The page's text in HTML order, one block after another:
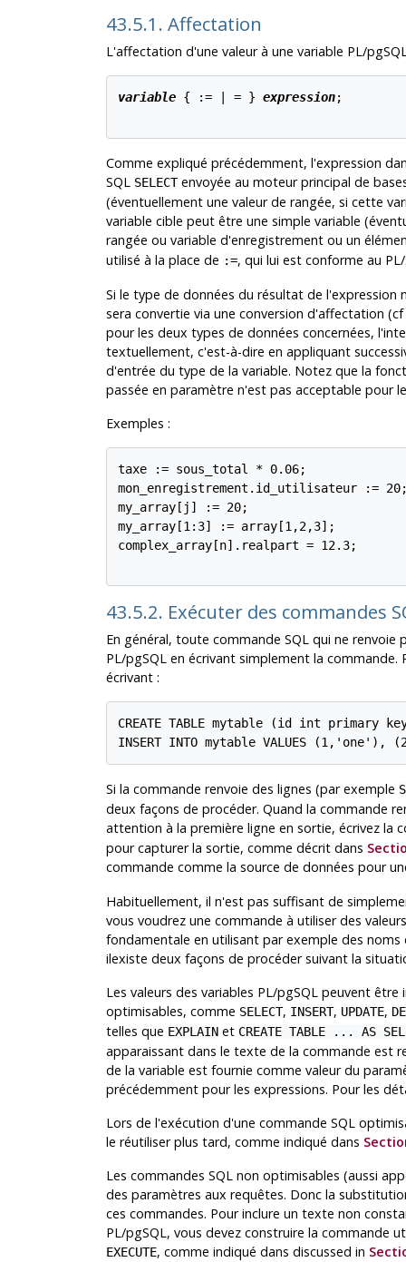
43.5.1. Affectation
L'affectation d'une valeur à une variable PL/
variable { := | = } expression;
Comme expliqué précédemment, l'expression
SQL SELECTenvoyée au moteur principal de
(éventuellement une valeur de rangée, si cette
variable cible peut être une simple variable
rangée ou variable d'enregistrement ou un
utilisé à la place de :=, qui lui est conforme au PL/
Si le type de données du résultat de l'expression
sera convertie via une conversion d'affectation (cf
pour les deux types de données concernées,
textuellement, c'est-à-dire en appliquant
d'entrée du type de la variable. Notez que la
passée en paramètre n'est pas acceptable pour
Exemples :
taxe := sous_total * 0.06;
mon_enregistrement.id_utilisateur :=
my_array[j] := 20;
my_array[1:3] := array[1,2,3];
complex_array[n].realpart = 12.3;
43.5.2. Exécuter des commandes
En général, toute commande SQL qui ne
PL/pgSQLen écrivant simplement la commande.
écrivant :
CREATE TABLE mytable (id int primary
INSERT INTO mytable VALUES
Si la commande renvoie des lignes (par exemple
deux façons de procéder. Quand la commande
attention à la première ligne en sortie, écrivez la
pour capturer la sortie, comme décrit dans
commande comme la source de données pour
Habituellement, il n'est pas suffisant de
vous voudrez une commande à utiliser des
fondamentale en utilisant par exemple des
ilexiste deux façons de procéder suivant la
Les valeurs des variables PL/pgSQLpeuvent être
optimisables, comme SELECT, INSERT, UPDATE,
telles que EXPLAINet CREATE TABLE ... AS
apparaissant dans le texte de la commande est
de la variable est fournie comme valeur du
précédemment pour les expressions. Pour les
Lors de l'exécution d'une commande SQL
le réutiliser plus tard, comme indiqué dans
Les commandes SQL non optimisables (aussi
des paramètres aux requêtes. Donc la
ces commandes. Pour inclure un texte non
PL/pgSQL, vous devez construire la commande
EXECUTE, comme indiqué dans discussed in